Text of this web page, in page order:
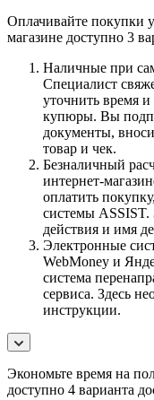
Оплачивайте покупки
магазине доступно 3
Наличные при
Специалист
уточнить время и
купюры. Вы
документы,
товар и чек.
Безналичный
интернет-
оплатить
системы ASSIST.
действия и имя
Электронные
WebMoney и
система
сервиса. Здесь
инструкции.
Экономьте время на
доступно 4 варианта